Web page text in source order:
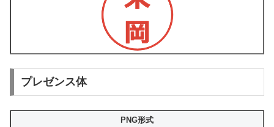
プレゼンス体
PNG形式